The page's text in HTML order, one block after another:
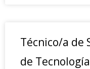
Técnico/a de
de Tecnología